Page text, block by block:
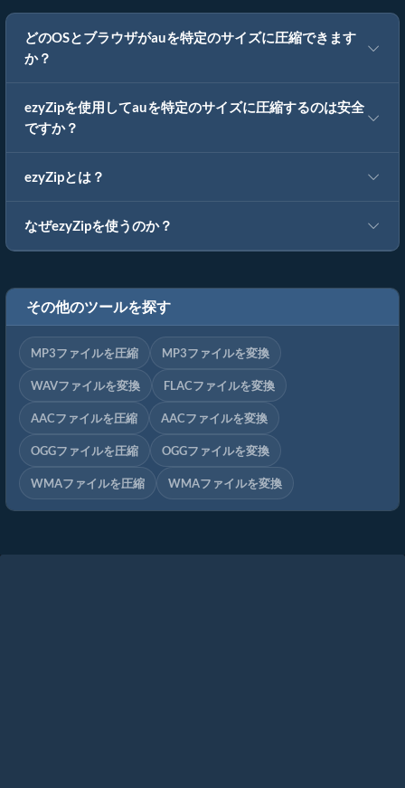
どのOSとブラウザがauを特定のサイズに圧縮できます
か？
ezyZipを使用してauを特定のサイズに圧縮するのは安全
ですか？
ezyZipとは？
なぜezyZipを使うのか？
その他のツールを探す
MP3ファイルを圧縮 MP3ファイルを変換
WAVファイルを変換 FLACファイルを変換
AACファイルを圧縮 AACファイルを変換
OGGファイルを圧縮 OGGファイルを変換
WMAファイルを圧縮 WMAファイルを変換